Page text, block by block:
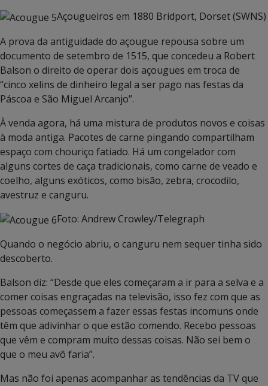
Açougueiros em 1880 Bridport, Dorset (SWNS)
A prova da antiguidade do açougue repousa sobre um
documento de setembro de 1515, que concedeu a Robert
Balson o direito de operar dois açougues em troca de
“cinco xelins de dinheiro legal a ser pago nas festas da
Páscoa e São Miguel Arcanjo”.
À venda agora, há uma mistura de produtos novos e coisas
à moda antiga. Pacotes de carne pingando compartilham
espaço com chouriço fatiado. Há um congelador com
alguns cortes de caça tradicionais, como carne de veado e
coelho, alguns exóticos, como bisão, zebra, crocodilo,
avestruz e canguru.
Foto: Andrew Crowley/Telegraph
Quando o negócio abriu, o canguru nem sequer tinha sido
descoberto.
Balson diz: “Desde que eles começaram a ir para a selva e a
comer coisas engraçadas na televisão, isso fez com que as
pessoas começassem a fazer essas festas incomuns onde
têm que adivinhar o que estão comendo. Recebo pessoas
que vêm e compram muito dessas coisas. Não sei bem o
que o meu avô faria”.
Mas não foi apenas acompanhar as tendências da TV que